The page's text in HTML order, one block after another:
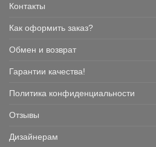
Контакты
Как оформить заказ?
Обмен и возврат
Гарантии качества!
Политика конфиденциальности
Отзывы
Дизайнерам